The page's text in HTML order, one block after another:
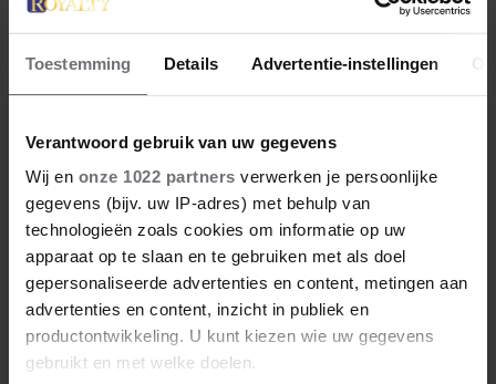
Toestemming Details Advertentie-instellingen
Verantwoord gebruik van uw gegevens
Wij en onze 1022 partners verwerken je persoonlijke
gegevens (bijv. uw IP-adres) met behulp van
technologieën zoals cookies om informatie op uw
apparaat op te slaan en te gebruiken met als doel
gepersonaliseerde advertenties en content, metingen aan
advertenties en content, inzicht in publiek en
productontwikkeling. U kunt kiezen wie uw gegevens
gebruikt en met welke doelen.
28 april 2026
DIT ZIJN DE 4 FAVORIETE
MODEMERKEN VAN PRINSES
CATHERINE